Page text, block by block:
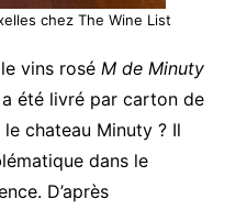
chez The Wine List
vins rosé M de Minuty
été livré par carton de
chateau Minuty ? Il
dans le
D’après